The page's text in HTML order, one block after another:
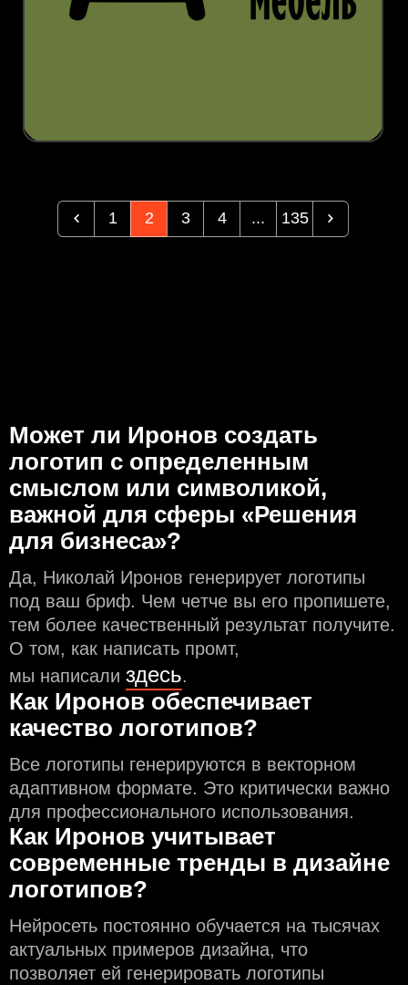
1 2 3 4 ... 135
Может ли Иронов создать
логотип с определeнным
смыслом или символикой,
важной для сферы «Решения
для бизнеса»?
Да, Николай Иронов генерирует логотипы
под ваш бриф. Чем чeтче вы его пропишете,
тем более качественный результат получите.
О том, как написать промт,
мы написали здесь.
Как Иронов обеспечивает
качество логотипов?
Все логотипы генерируются в векторном
адаптивном формате. Это критически важно
для профессионального использования.
Как Иронов учитывает
современные тренды в дизайне
логотипов?
Нейросеть постоянно обучается на тысячах
актуальных примеров дизайна, что
позволяет ей генерировать логотипы